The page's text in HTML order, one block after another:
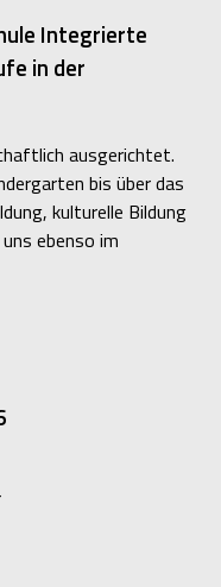
Integrierte
in der
ausgerichtet.
bis über das
kulturelle Bildung
ebenso im